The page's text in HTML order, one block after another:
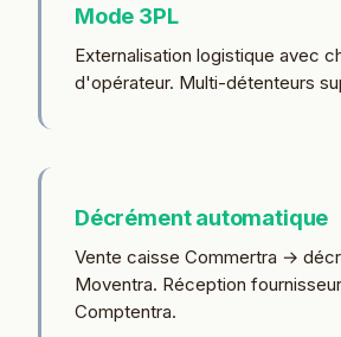
Mode 3PL
Externalisation logistique avec
d'opérateur. Multi-détenteurs
Décrément automatique
Vente caisse Commertra →
Moventra. Réception
Comptentra.